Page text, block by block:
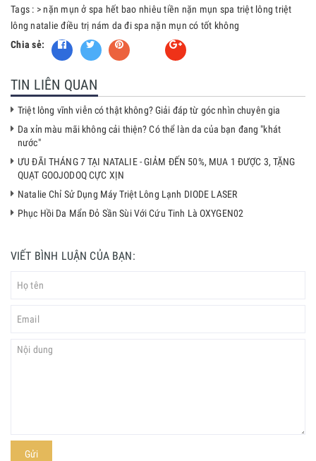
Tags : > nặn mụn ở spa hết bao nhiêu tiền nặn mụn spa triệt lông triệt
lông natalie điều trị nám da đi spa nặn mụn có tốt không
Chia sẻ:
TIN LIÊN QUAN
Triệt lông vĩnh viễn có thật không? Giải đáp từ góc nhìn chuyên gia
Da xỉn màu mãi không cải thiện? Có thể làn da của bạn đang "khát
nước"
ƯU ĐÃI THÁNG 7 TẠI NATALIE - GIẢM ĐẾN 50%, MUA 1 ĐƯỢC 3, TẶNG
QUẠT GOOJODOQ CỰC XỊN
Natalie Chỉ Sử Dụng Máy Triệt Lông Lạnh DIODE LASER
Phục Hồi Da Mẩn Đỏ Sần Sùi Với Cứu Tinh Là OXYGEN02
VIẾT BÌNH LUẬN CỦA BẠN:
Gửi